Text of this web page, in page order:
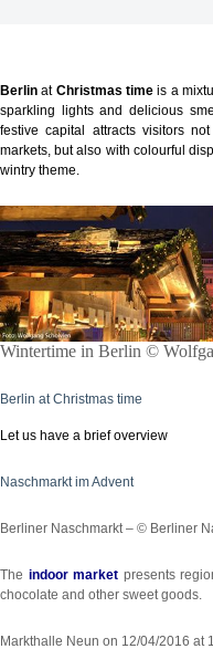
Berlin at Christmas time is a
sparkling lights and delicious
festive capital attracts visitors
markets, but also with colourful
wintry theme.
Wintertime in Berlin ©
Berlin at Christmas time
Let us have a brief overview
Naschmarkt im Advent
Berliner Naschmarkt – © Berliner
The indoor market presents
chocolate and other sweet goods.
Markthalle Neun on 12/04/2016 at